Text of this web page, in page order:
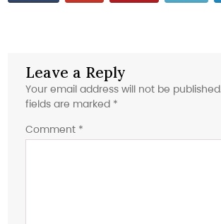
Leave a Reply
Your email address will not be published.
fields are marked *
Comment *